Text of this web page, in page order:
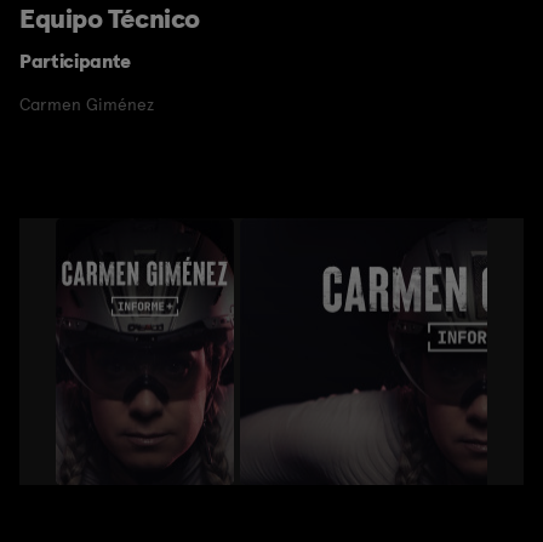
Equipo Técnico
Participante
Carmen Giménez